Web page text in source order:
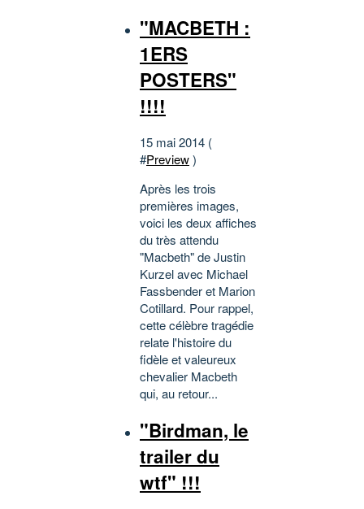
"MACBETH :
1ERS
POSTERS"
!!!!
15 mai 2014 (
#Preview)
Après les trois
premières images,
voici les deux affiches
du très attendu
"Macbeth" de Justin
Kurzel avec Michael
Fassbender et Marion
Cotillard. Pour rappel,
cette célèbre tragédie
relate l'histoire du
fidèle et valeureux
chevalier Macbeth
qui, au retour...
"Birdman, le
trailer du
wtf" !!!